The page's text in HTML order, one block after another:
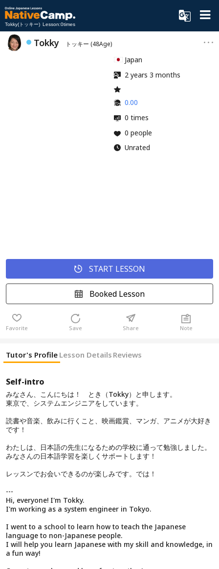
Tokky(トッキー) Lesson:0times
Tokky トッキー (48Age)
Japan
2 years 3 months
0.00
0 times
0 people
Unrated
START LESSON
Booked Lesson
Favorite Save Share Note
Tutor's Profile Lesson Details Reviews
Self-intro
みなさん、こんにちは！ とき（Tokky）と申します。
東京で、システムエンジニアをしています。
読書や音楽、飲みに行くこと、映画鑑賞、マンガ、アニメが大好き
です！
わたしは、日本語の先生になるための学校に通って勉強しました。
みなさんの日本語学習を楽しくサポートします！
レッスンでお会いできるのが楽しみです。では！
---
Hi, everyone! I'm Tokky.
I'm working as a system engineer in Tokyo.
I went to a school to learn how to teach the Japanese
language to non-Japanese people.
I will help you learn Japanese with my skill and knowledge, in
a fun way!